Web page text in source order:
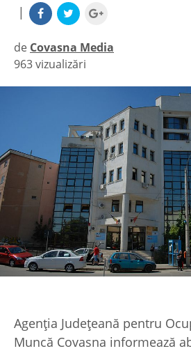
|
de Covasna Media
|
963 vizualizări
Agenţia Judeţeană pentru
Muncă Covasna informează